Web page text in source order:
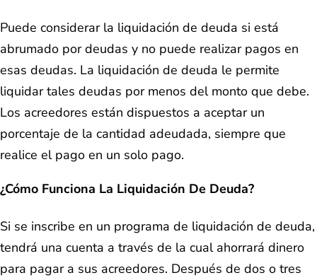
Puede considerar la liquidación de deuda si está
abrumado por deudas y no puede realizar pagos en
esas deudas. La liquidación de deuda le permite
liquidar tales deudas por menos del monto que debe.
Los acreedores están dispuestos a aceptar un
porcentaje de la cantidad adeudada, siempre que
realice el pago en un solo pago.
¿Cómo Funciona La Liquidación De Deuda?
Si se inscribe en un programa de liquidación de deuda,
tendrá una cuenta a través de la cual ahorrará dinero
para pagar a sus acreedores. Después de dos o tres